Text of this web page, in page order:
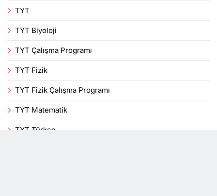
TYT
TYT Biyoloji
TYT Çalışma Programı
TYT Fizik
TYT Fizik Çalışma Programı
TYT Matematik
TYT Türkçe